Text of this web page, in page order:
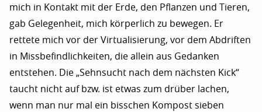
mich in Kontakt mit der Erde, den Pflanzen und Tieren,
gab Gelegenheit, mich körperlich zu bewegen. Er
rettete mich vor der Virtualisierung, vor dem Abdriften
in Missbefindlichkeiten, die allein aus Gedanken
entstehen. Die „Sehnsucht nach dem nächsten Kick“
taucht nicht auf bzw. ist etwas zum drüber lachen,
wenn man nur mal ein bisschen Kompost sieben